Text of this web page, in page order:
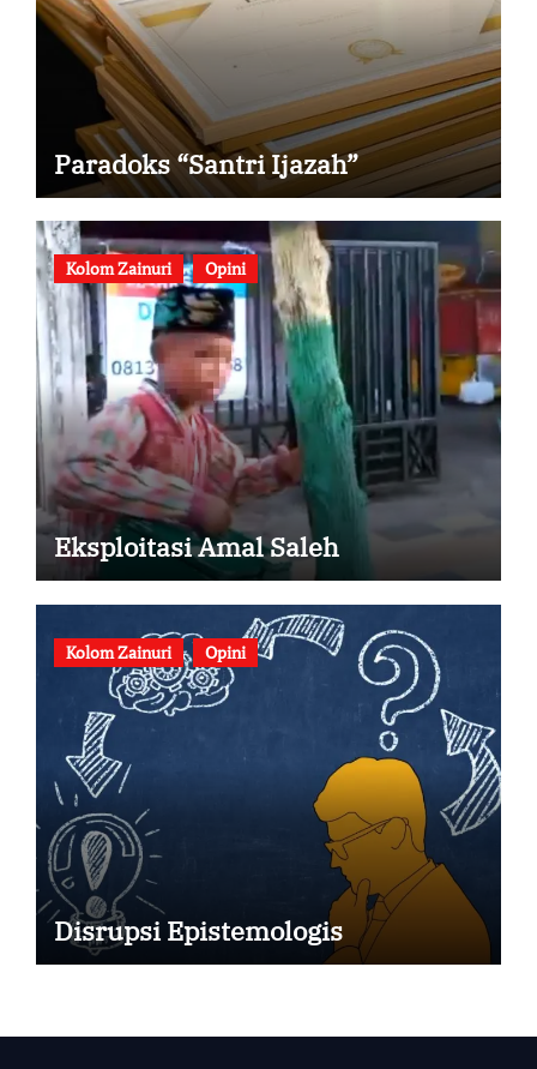
Paradoks “Santri Ijazah”
Kolom Zainuri Opini
Eksploitasi Amal Saleh
Kolom Zainuri Opini
Disrupsi Epistemologis